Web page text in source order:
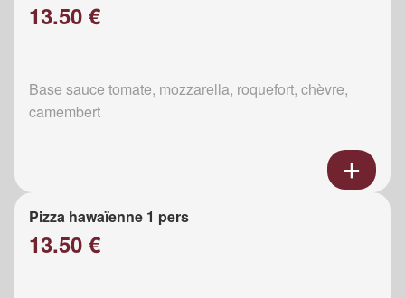
13.50 €
Base sauce tomate, mozzarella, roquefort, chèvre,
camembert
Pizza hawaïenne 1 pers
13.50 €